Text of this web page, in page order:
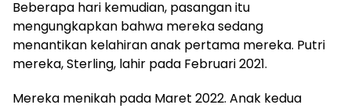
Beberapa hari kemudian, pasangan itu
mengungkapkan bahwa mereka sedang
menantikan kelahiran anak pertama mereka. Putri
mereka, Sterling, lahir pada Februari 2021.
Mereka menikah pada Maret 2022. Anak kedua